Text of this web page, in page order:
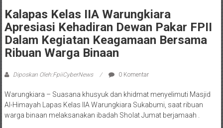
Kalapas Kelas IIA Warungkiara
Apresiasi Kehadiran Dewan Pakar FPII
Dalam Kegiatan Keagamaan Bersama
Ribuan Warga Binaan
Diposkan Oleh:FpiiCyberNews 0 Komentar
Warungkiara – Suasana khusyuk dan khidmat menyelimuti Masjid
Al-Himayah Lapas Kelas IIA Warungkiara Sukabumi, saat ribuan
warga binaan melaksanakan ibadah Sholat Jumat berjamaah .